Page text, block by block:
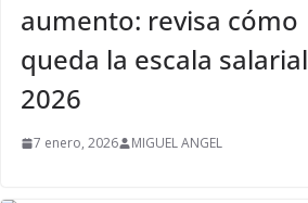
aumento: revisa cómo
queda la escala salarial
2026
7 enero, 2026 MIGUEL ANGEL